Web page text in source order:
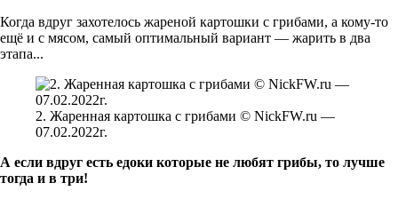
Когда вдруг захотелось жареной картошки с грибами, а кому-то
ещё и с мясом, самый оптимальный вариант — жарить в два
этапа...
2. Жаренная картошка с грибами © NickFW.ru —
07.02.2022г.
А если вдруг есть едоки которые не любят грибы, то лучше
тогда и в три!